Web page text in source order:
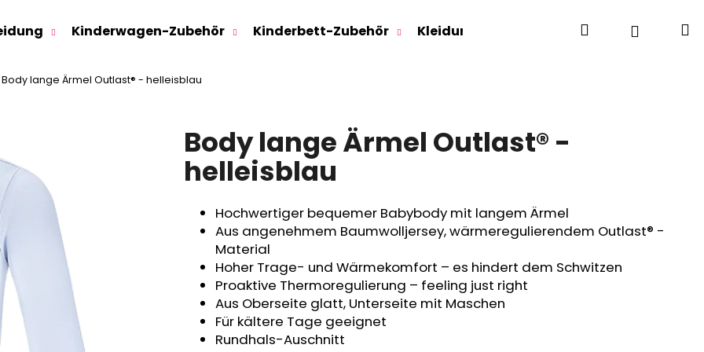
Kinderwagen-Zubehör Kinderbett-Zubehör Kleidung für Jugendliche Für
SuchenLogin
Body lange Ärmel Outlast® - helleisblau
Body lange Ärmel Outlast® -
helleisblau
Hochwertiger bequemer Babybody mit langem Ärmel
Aus angenehmem Baumwolljersey, wärmeregulierendem Outlast® -
Material
Hoher Trage- und Wärmekomfort – es hindert dem Schwitzen
Proaktive Thermoregulierung – feeling just right
Aus Oberseite glatt, Unterseite mit Maschen
Für kältere Tage geeignet
Rundhals-Auschnitt
Was suchen Sie?
SUCHEN
Wir empfehlen
SWEATHOSE - DENIM LÖWE
KINDERSITZUNTERLAGE OUTLAST® -